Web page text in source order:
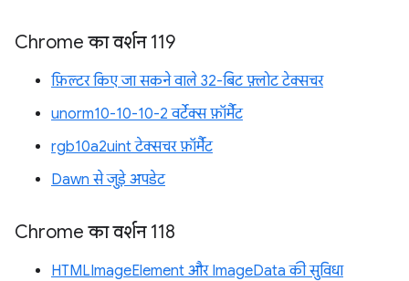
Chrome का वर्शन 119
फ़िल्टर किए जा सकने वाले 32-बिट फ़्लोट टेक्सचर
unorm10-10-10-2 वर्टेक्स फ़ॉर्मैट
rgb10a2uint टेक्सचर फ़ॉर्मैट
Dawn से जुड़े अपडेट
Chrome का वर्शन 118
HTMLImageElement और ImageData की सुविधा